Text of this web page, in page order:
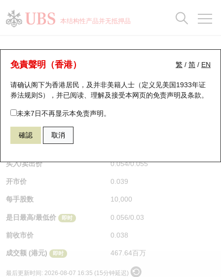
本结构性产品并无抵押品
繁 / 简 / EN
免責聲明（香港）
请确认阁下为香港居民，及并非美籍人士（定义见美国1933年证
券法规则S），并已阅读、理解及接受本网页的免责声明及条款。
未来7日不再显示本免责声明。
確認 取消
牛熊证分析仪
表现 街货统计 比较
67438 瑞银牛证 HSI 恒生指数
$0.055 0.017
买入/卖出价 0.054/0.055
开市价 0.039
每手股数 10,000
是日最高/最低价 即时 0.056/0.03
前收市价 0.038
成交额 (港元) 即时 467.64百万
最后更新时间: 2026-08-07 16:35 (15分钟延迟)
瑞银认股证一览
新发行瑞银认股证
即将到期认股证
认股证到期结算价查找
认股证分析仪
认股证速算机
认股证/牛熊证日志
认股证文件及公告
街货统计
比较
牛熊全景快搜
牛熊证搜寻
牛熊证街货分布图
正股牛熊证列表
新发行瑞银牛熊证
已收回牛熊证剩余价值
牛熊证到期结算价查找
牛熊证分析仪
街货统计
比较
十大升幅/跌幅
十大认股证成交分布
十天股证占大市成交
资金流
街货统计
三十大平均引伸波幅
正股分析仪
二十大活跃股份
恒指成份股
国指成份股
科指成份股
相关资产沽空
中资ETFs溢价比较
AH 股价对照
持股比重
显示所有持股比重
每月轮证大市专题
轮证专栏
讲座及教育短片
认股证投资者教育
牛熊证投资者教育
认股证牛熊证常问问题